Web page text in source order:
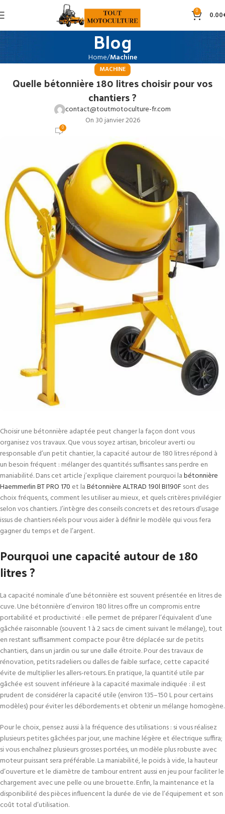
0 0.00
Blog
Home Machine
MACHINE
Quelle bétonnière 180 litres choisir pour vos
chantiers ?
contact@toutmotoculture-fr.com
On 30 janvier 2026
0
Choisir une bétonnière adaptée peut changer la façon dont vous
organisez vos travaux. Que vous soyez artisan, bricoleur averti ou
responsable d’un petit chantier, la capacité autour de 180 litres répond à
un besoin fréquent : mélanger des quantités suffisantes sans perdre en
maniabilité. Dans cet article j’explique clairement pourquoi labétonnière
Haemmerlin BT PRO 170 et laBétonnière ALTRAD 190l BI190F sont des
choix fréquents, comment les utiliser au mieux, et quels critères privilégier
selon vos chantiers. J’intègre des conseils concrets et des retours d’usage
issus de chantiers réels pour vous aider à définir le modèle qui vous fera
gagner du temps et de l’argent.
Pourquoi une capacité autour de 180
litres ?
La capacité nominale d’une bétonnière est souvent présentée en litres de
cuve. Une bétonnière d’environ 180 litres offre un compromis entre
portabilité et productivité : elle permet de préparer l’équivalent d’une
gâchée raisonnable (souvent 1 à 2 sacs de ciment suivant le mélange), tout
en restant suffisamment compacte pour être déplacée sur de petits
chantiers, dans un jardin ou sur une dalle étroite. Pour des travaux de
rénovation, petits radeliers ou dalles de faible surface, cette capacité
évite de multiplier les allers-retours. En pratique, la quantité utile par
gâchée est souvent inférieure à la capacité maximale indiquée : il est
prudent de considérer la capacité utile (environ 135–150 L pour certains
modèles) pour éviter les débordements et obtenir un mélange homogène.
Pour le choix, pensez aussi à la fréquence des utilisations : si vous réalisez
plusieurs petites gâchées par jour, une machine légère et électrique suffira;
si vous enchaînez plusieurs grosses portées, un modèle plus robuste avec
moteur puissant sera préférable. La maniabilité, le poids à vide, la hauteur
d’ouverture et le diamètre de tambour entrent aussi en jeu pour faciliter le
chargement avec une pelle ou une brouette. Enfin, la maintenance et la
disponibilité des pièces influencent la durée de vie de l’équipement et son
coût total d’utilisation.